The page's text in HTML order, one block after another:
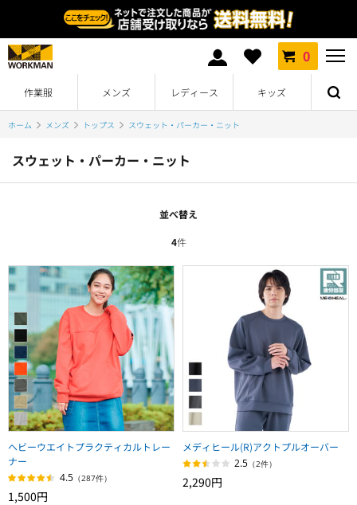
0
作業服 メンズ レディース キッズ
ホーム メンズ トップス スウェット・パーカー・ニット
スウェット・パーカー・ニット
並べ替え
4件
ヘビーウエイトプラクティカルトレー
ナー
4.5 （287件）
1,500円
メディヒール(R)アクトプルオーバー
2.5 （2件）
2,290円